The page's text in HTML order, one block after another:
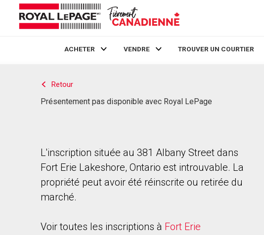
ACHETER VENDRE TROUVER UN COURTIER
Retour
Présentement pas disponible avec Royal LePage
L'inscription située au 381 Albany Street dans
Fort Erie Lakeshore, Ontario est introuvable. La
propriété peut avoir été réinscrite ou retirée du
marché.
Voir toutes les inscriptions à Fort Erie